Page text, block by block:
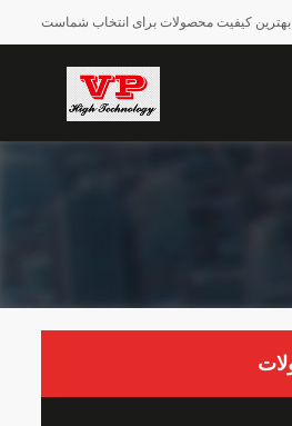
بهترین کیفیت محصولات برای انتخاب شماست